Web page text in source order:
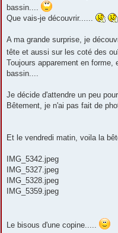
bassin....
Que vais-je découvrir......
A ma grande surprise, je
tête et aussi sur les coté des
Toujours apparement en forme,
bassin....
Je décide d'attendre un peu pour
Bêtement, je n'ai pas fait de
Et le vendredi matin, voila la
IMG_5342.jpeg
IMG_5327.jpeg
IMG_5328.jpeg
IMG_5359.jpeg
Le bisous d'une copine.....